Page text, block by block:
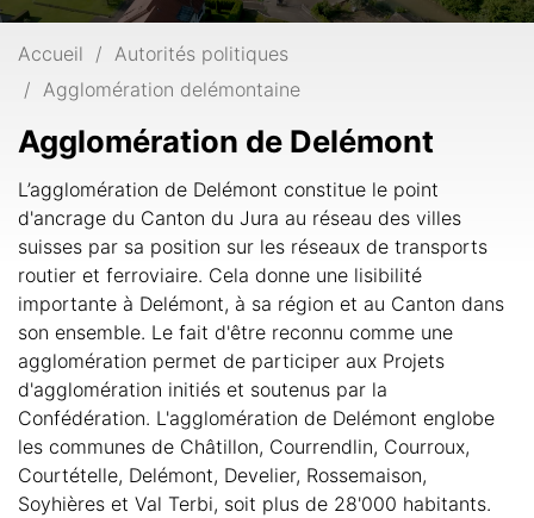
Accueil
Autorités politiques
Agglomération delémontaine
Agglomération de Delémont
L’agglomération de Delémont constitue le point
d'ancrage du Canton du Jura au réseau des villes
suisses par sa position sur les réseaux de transports
routier et ferroviaire. Cela donne une lisibilité
importante à Delémont, à sa région et au Canton dans
son ensemble. Le fait d'être reconnu comme une
agglomération permet de participer aux Projets
d'agglomération initiés et soutenus par la
Confédération. L'agglomération de Delémont englobe
les communes de Châtillon, Courrendlin, Courroux,
Courtételle, Delémont, Develier, Rossemaison,
Soyhières et Val Terbi, soit plus de 28'000 habitants.